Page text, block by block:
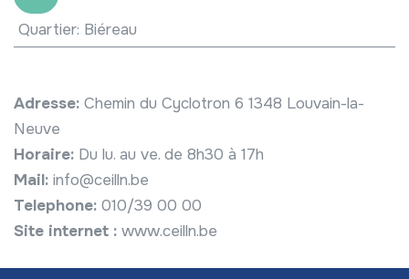
Quartier: Biéreau
Adresse: Chemin du Cyclotron 6 1348 Louvain-la-
Neuve
Horaire: Du lu. au ve. de 8h30 à 17h
Mail: info@ceilln.be
Telephone: 010/39 00 00
Site internet : www.ceilln.be